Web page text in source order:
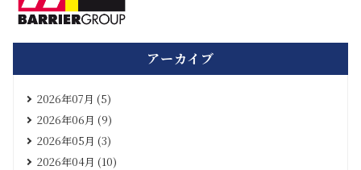
アーカイブ
2026年07月 (5)
2026年06月 (9)
2026年05月 (3)
2026年04月 (10)